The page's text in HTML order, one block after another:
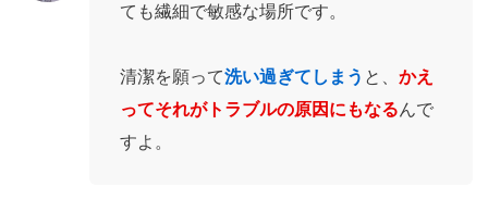
ても繊細で敏感な場所です。
清潔を願って洗い過ぎてしまう と、 かえ
ってそれがトラブルの原因にもなるんで
すよ。